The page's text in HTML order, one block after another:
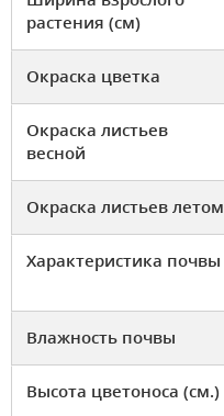
растения (см)
Окраска цветка
Окраска листьев
весной
Окраска листьев летом
Характеристика почвы
Влажность почвы
Высота цветоноса (см.)